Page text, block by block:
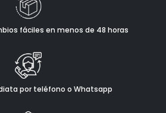
fáciles en menos de 48 horas
por teléfono o Whatsapp